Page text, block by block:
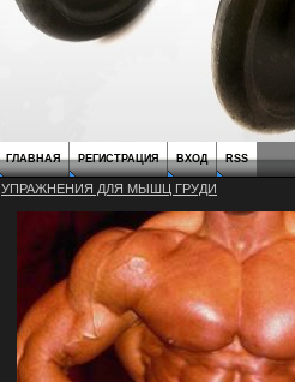
ГЛАВНАЯ РЕГИСТРАЦИЯ ВХОД RSS
УПРАЖНЕНИЯ ДЛЯ МЫШЦ ГРУДИ